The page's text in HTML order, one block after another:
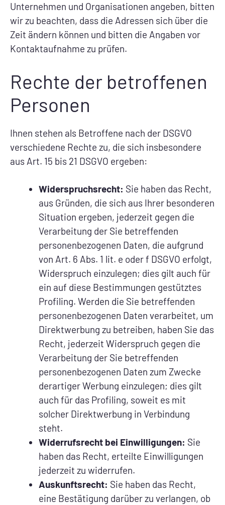
Unternehmen und Organisationen angeben, bitten
wir zu beachten, dass die Adressen sich über die
Zeit ändern können und bitten die Angaben vor
Kontaktaufnahme zu prüfen.
Rechte der betroffenen
Personen
Ihnen stehen als Betroffene nach der DSGVO
verschiedene Rechte zu, die sich insbesondere
aus Art. 15 bis 21 DSGVO ergeben:
Widerspruchsrecht: Sie haben das Recht,
aus Gründen, die sich aus Ihrer besonderen
Situation ergeben, jederzeit gegen die
Verarbeitung der Sie betreffenden
personenbezogenen Daten, die aufgrund
von Art. 6 Abs. 1 lit. e oder f DSGVO erfolgt,
Widerspruch einzulegen; dies gilt auch für
ein auf diese Bestimmungen gestütztes
Profiling. Werden die Sie betreffenden
personenbezogenen Daten verarbeitet, um
Direktwerbung zu betreiben, haben Sie das
Recht, jederzeit Widerspruch gegen die
Verarbeitung der Sie betreffenden
personenbezogenen Daten zum Zwecke
derartiger Werbung einzulegen; dies gilt
auch für das Profiling, soweit es mit
solcher Direktwerbung in Verbindung
steht.
Widerrufsrecht bei Einwilligungen: Sie
haben das Recht, erteilte Einwilligungen
jederzeit zu widerrufen.
Auskunftsrecht: Sie haben das Recht,
eine Bestätigung darüber zu verlangen, ob